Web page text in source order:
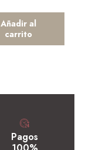
Añadir al
carrito
Pagos